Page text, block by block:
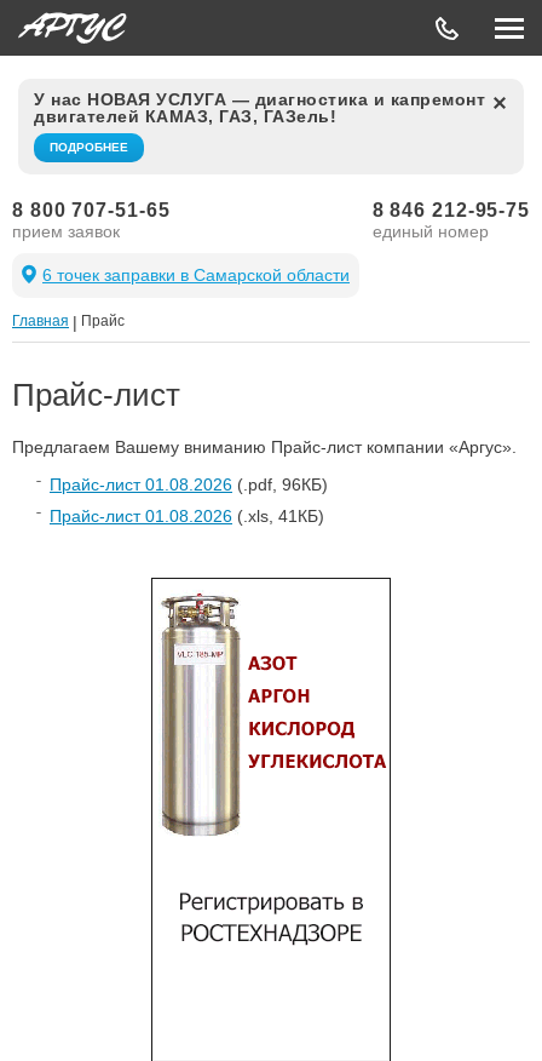
У нас НОВАЯ УСЛУГА — диагностика и капремонт
двигателей КАМАЗ, ГАЗ, ГАЗель!
ПОДРОБНЕЕ
8 800 707-51-65
прием заявок
8 846 212-95-75
единый номер
6 точек заправки в Самарской области
Главная | Прайс
Прайс-лист
Предлагаем Вашему вниманию Прайс-лист компании «Аргус».
Прайс-лист 01.08.2026 (.pdf, 96КБ)
Прайс-лист 01.08.2026 (.xls, 41КБ)